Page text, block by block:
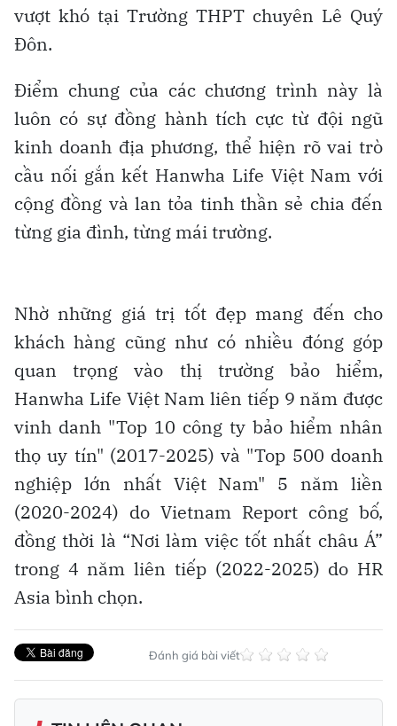
vượt khó tại Trường THPT chuyên Lê Quý
Đôn.
Điểm chung của các chương trình này là
luôn có sự đồng hành tích cực từ đội ngũ
kinh doanh địa phương, thể hiện rõ vai trò
cầu nối gắn kết Hanwha Life Việt Nam với
cộng đồng và lan tỏa tinh thần sẻ chia đến
từng gia đình, từng mái trường.
Nhờ những giá trị tốt đẹp mang đến cho
khách hàng cũng như có nhiều đóng góp
quan trọng vào thị trường bảo hiểm,
Hanwha Life Việt Nam liên tiếp 9 năm được
vinh danh "Top 10 công ty bảo hiểm nhân
thọ uy tín" (2017-2025) và "Top 500 doanh
nghiệp lớn nhất Việt Nam" 5 năm liền
(2020-2024) do Vietnam Report công bố,
đồng thời là “Nơi làm việc tốt nhất châu Á”
trong 4 năm liên tiếp (2022-2025) do HR
Asia bình chọn.
Đánh giá bài viết